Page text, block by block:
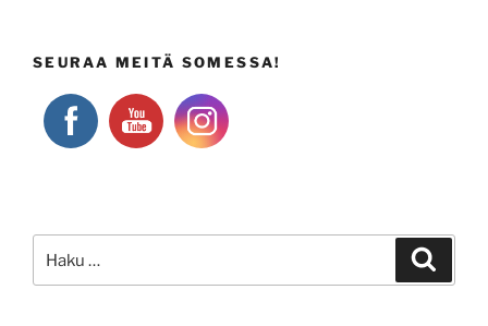
SEURAA MEITÄ SOMESSA!